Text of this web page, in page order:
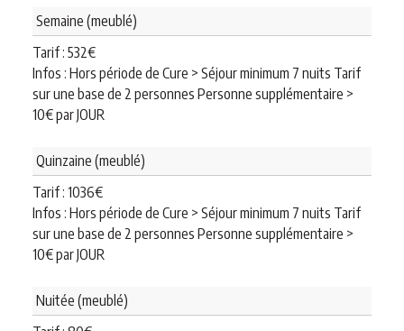
Semaine (meublé)
Tarif : 532€
Infos : Hors période de Cure > Séjour minimum 7 nuits Tarif
sur une base de 2 personnes Personne supplémentaire >
10€ par JOUR
Quinzaine (meublé)
Tarif : 1036€
Infos : Hors période de Cure > Séjour minimum 7 nuits Tarif
sur une base de 2 personnes Personne supplémentaire >
10€ par JOUR
Nuitée (meublé)